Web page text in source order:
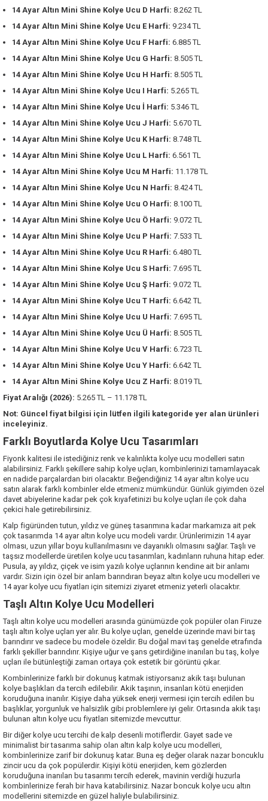
14 Ayar Altın Mini Shine Kolye Ucu D Harfi: 8.262 TL
14 Ayar Altın Mini Shine Kolye Ucu E Harfi: 9.234 TL
14 Ayar Altın Mini Shine Kolye Ucu F Harfi: 6.885 TL
14 Ayar Altın Mini Shine Kolye Ucu G Harfi: 8.505 TL
14 Ayar Altın Mini Shine Kolye Ucu H Harfi: 8.505 TL
14 Ayar Altın Mini Shine Kolye Ucu I Harfi: 5.265 TL
14 Ayar Altın Mini Shine Kolye Ucu İ Harfi: 5.346 TL
14 Ayar Altın Mini Shine Kolye Ucu J Harfi: 5.670 TL
14 Ayar Altın Mini Shine Kolye Ucu K Harfi: 8.748 TL
14 Ayar Altın Mini Shine Kolye Ucu L Harfi: 6.561 TL
14 Ayar Altın Mini Shine Kolye Ucu M Harfi: 11.178 TL
14 Ayar Altın Mini Shine Kolye Ucu N Harfi: 8.424 TL
14 Ayar Altın Mini Shine Kolye Ucu O Harfi: 8.100 TL
14 Ayar Altın Mini Shine Kolye Ucu Ö Harfi: 9.072 TL
14 Ayar Altın Mini Shine Kolye Ucu P Harfi: 7.533 TL
14 Ayar Altın Mini Shine Kolye Ucu R Harfi: 6.480 TL
14 Ayar Altın Mini Shine Kolye Ucu S Harfi: 7.695 TL
14 Ayar Altın Mini Shine Kolye Ucu Ş Harfi: 9.072 TL
14 Ayar Altın Mini Shine Kolye Ucu T Harfi: 6.642 TL
14 Ayar Altın Mini Shine Kolye Ucu U Harfi: 7.695 TL
14 Ayar Altın Mini Shine Kolye Ucu Ü Harfi: 8.505 TL
14 Ayar Altın Mini Shine Kolye Ucu V Harfi: 6.723 TL
14 Ayar Altın Mini Shine Kolye Ucu Y Harfi: 6.642 TL
14 Ayar Altın Mini Shine Kolye Ucu Z Harfi: 8.019 TL
Fiyat Aralığı (2026): 5.265 TL – 11.178 TL
Not: Güncel fiyat bilgisi için lütfen ilgili kategoride yer alan ürünleri
inceleyiniz.
Farklı Boyutlarda Kolye Ucu Tasarımları
Fiyonk kalitesi ile istediğiniz renk ve kalınlıkta kolye ucu modelleri satın
alabilirsiniz. Farklı şekillere sahip kolye uçları, kombinlerinizi tamamlayacak
en nadide parçalardan biri olacaktır. Beğendiğiniz 14 ayar altın kolye ucu
satın alarak farklı kombinler elde etmeniz mümkündür. Günlük giyimden özel
davet abiyelerine kadar pek çok kıyafetinizi bu kolye uçları ile çok daha
çekici hale getirebilirsiniz.
Kalp figüründen tutun, yıldız ve güneş tasarımına kadar markamıza ait pek
çok tasarımda 14 ayar altın kolye ucu modeli vardır. Ürünlerimizin 14 ayar
olması, uzun yıllar boyu kullanılmasını ve dayanıklı olmasını sağlar. Taşlı ve
taşsız modellerde üretilen kolye ucu tasarımları, kadınların ruhuna hitap eder.
Pusula, ay yıldız, çiçek ve isim yazılı kolye uçlarının kendine ait bir anlamı
vardır. Sizin için özel bir anlam barındıran beyaz altın kolye ucu modelleri ve
14 ayar kolye ucu fiyatları için sitemizi ziyaret etmeniz yeterli olacaktır.
Taşlı Altın Kolye Ucu Modelleri
Taşlı altın kolye ucu modelleri arasında günümüzde çok popüler olan Firuze
taşlı altın kolye uçları yer alır. Bu kolye uçları, genelde üzerinde mavi bir taş
barındırır ve sadece bu modele özeldir. Bu doğal mavi taş genelde etrafında
farklı şekiller barındırır. Kişiye uğur ve şans getirdiğine inanılan bu taş, kolye
uçları ile bütünleştiği zaman ortaya çok estetik bir görüntü çıkar.
Kombinlerinize farklı bir dokunuş katmak istiyorsanız akik taşı bulunan
kolye başlıkları da tercih edilebilir. Akik taşının, insanları kötü enerjiden
koruduğuna inanılır. Kişiye daha yüksek enerji vermesi için tercih edilen bu
başlıklar, yorgunluk ve halsizlik gibi problemlere iyi gelir. Ortasında akik taşı
bulunan altın kolye ucu fiyatları sitemizde mevcuttur.
Bir diğer kolye ucu tercihi de kalp desenli motiflerdir. Gayet sade ve
minimalist bir tasarıma sahip olan altın kalp kolye ucu modelleri,
kombinlerinize zarif bir dokunuş katar. Buna eş değer olarak nazar boncuklu
zincir ucu da çok popülerdir. Kişiyi kötü enerjiden, kem gözlerden
koruduğuna inanılan bu tasarımı tercih ederek, mavinin verdiği huzurla
kombinlerinize ferah bir hava katabilirsiniz. Nazar boncuk kolye ucu altın
modellerini sitemizde en güzel haliyle bulabilirsiniz.